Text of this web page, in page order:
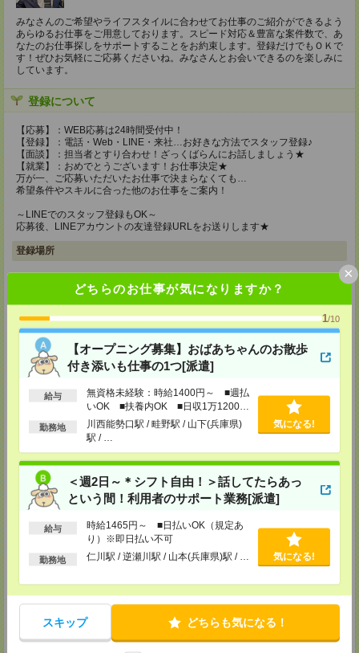
どちらのお仕事が気になりますか？
1/10
【オープニング募集】おばあちゃんのお散歩
付き添いも仕事の1つ[派遣]
給与
無資格未経験：時給1400円～ ■週払
いOK ■扶養内OK ■日収1万1200円
以上
勤務地
川西能勢口駅 / 畦野駅 / 山下(兵庫県)
駅 / …
気になる!
＜週2日～＊シフト自由！＞話してたらあっ
という間！利用者のサポート業務[派遣]
給与
時給1465円～ ■日払いOK（規定あ
り）※即日払い不可
勤務地 仁川駅 / 逆瀬川駅 / 山本(兵庫県)駅 / … 気になる!
スキップ どちらも気になる！
×
みなさんのご希望やライフスタイルに合わせてお仕事のご紹介ができるよう
あらゆるお仕事をご用意しております。スピード対応＆豊富な案件数で、あ
なたのお仕事探しをサポートすることをお約束します。登録だけでもＯＫで
す！ぜひお気軽にご応募くださいね。みなさんとお会いできるのを楽しみに
しています。
登録について
【応募】：WEB応募は24時間受付中！
【登録】：電話・Web・LINE・来社…お好きな方法でスタッフ登録♪
【面談】：担当者とすり合わせ！ざっくばらんにお話しましょう★
【就業】：おめでとうございます！お仕事決定★
万が一、ご応募いただいたお仕事で決まらなくても…
希望条件やスキルに合った他のお仕事をご案内！
～LINEでのスタッフ登録もOK～
応募後、LINEアカウントの友達登録URLをお送りします★
登録場所
京都府京都市中京区虎屋町577-2 井門烏丸姉小路ビル3F
TEL：0120514202
担当：採用担当：内田
【MD大阪支店】
〒530-0001
TEL：0120514202
担当：採用担当：田中
【MD南大阪支店】
大阪府大阪市天王寺区悲田院町8-22 ニッセイ天王寺ビル5F
TEL：0120514202
担当：採用担当：渕上
【MD神戸支店】
〒650-0034
兵庫県神戸市中央区京町69 三宮第一生命ビル11F
担当：採用担当：井手
【MD兵庫支店】
TEL：0120514202
担当：採用担当：堀江